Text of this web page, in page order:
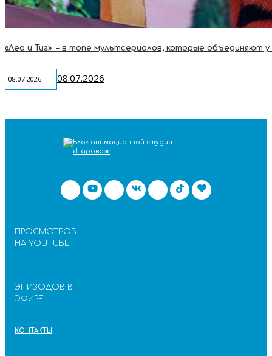
«Лео и Тиг» – в топе мультсериалов, которые объединяют
08.07.2026 08.07.2026
ПРОСМОТРОВ
НА YOUTUBE
ЭПИЗОДОВ В
ЭФИРЕ
КОНТАКТЫ